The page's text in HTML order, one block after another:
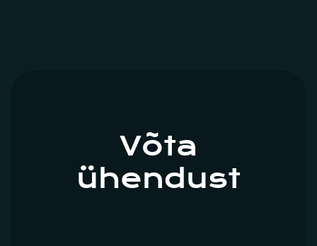
Võta
ühendust